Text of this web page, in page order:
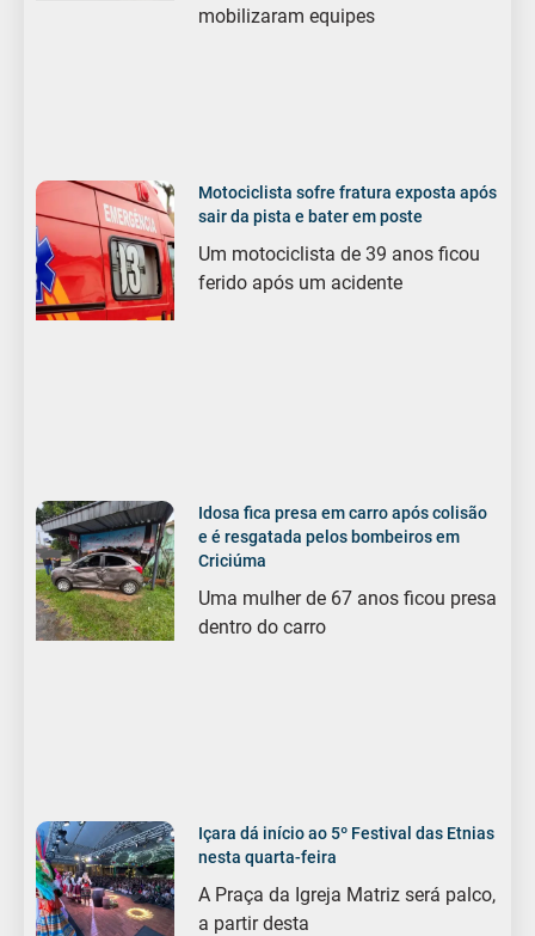
mobilizaram equipes
Motociclista sofre fratura exposta após
sair da pista e bater em poste
Um motociclista de 39 anos ficou
ferido após um acidente
Idosa fica presa em carro após colisão
e é resgatada pelos bombeiros em
Criciúma
Uma mulher de 67 anos ficou presa
dentro do carro
Içara dá início ao 5º Festival das Etnias
nesta quarta-feira
A Praça da Igreja Matriz será palco,
a partir desta